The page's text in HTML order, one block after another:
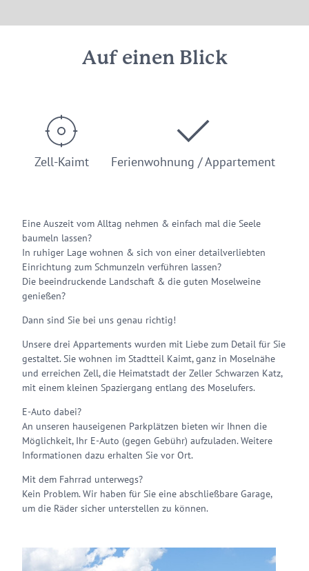
Auf einen Blick
Zell-Kaimt Ferienwohnung / Appartement
Eine Auszeit vom Alltag nehmen & einfach mal die Seele
baumeln lassen?
In ruhiger Lage wohnen & sich von einer detailverliebten
Einrichtung zum Schmunzeln verführen lassen?
Die beeindruckende Landschaft & die guten Moselweine
genießen?
Dann sind Sie bei uns genau richtig!
Unsere drei Appartements wurden mit Liebe zum Detail für Sie
gestaltet. Sie wohnen im Stadtteil Kaimt, ganz in Moselnähe
und erreichen Zell, die Heimatstadt der Zeller Schwarzen Katz,
mit einem kleinen Spaziergang entlang des Moselufers.
E-Auto dabei?
An unseren hauseigenen Parkplätzen bieten wir Ihnen die
Möglichkeit, Ihr E-Auto (gegen Gebühr) aufzuladen. Weitere
Informationen dazu erhalten Sie vor Ort.
Mit dem Fahrrad unterwegs?
Kein Problem. Wir haben für Sie eine abschließbare Garage,
um die Räder sicher unterstellen zu können.